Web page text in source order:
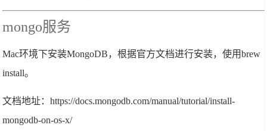
mongo服务
Mac环境下安装MongoDB，根据官方文档进行安装，使用brew
install。
文档地址：https://docs.mongodb.com/manual/tutorial/install-
mongodb-on-os-x/